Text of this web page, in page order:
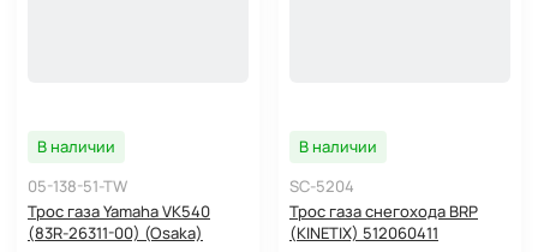
В наличии
05-138-51-TW
Трос газа Yamaha VK540
(83R-26311-00) (Osaka)
В наличии
SC-5204
Трос газа снегохода BRP
(KINETIX) 512060411